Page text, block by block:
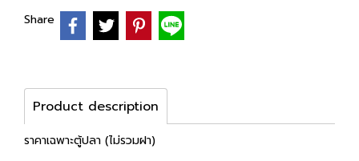
Share
Product description
ราคาเฉพาะตู้ปลา (ไม่รวมฝา)